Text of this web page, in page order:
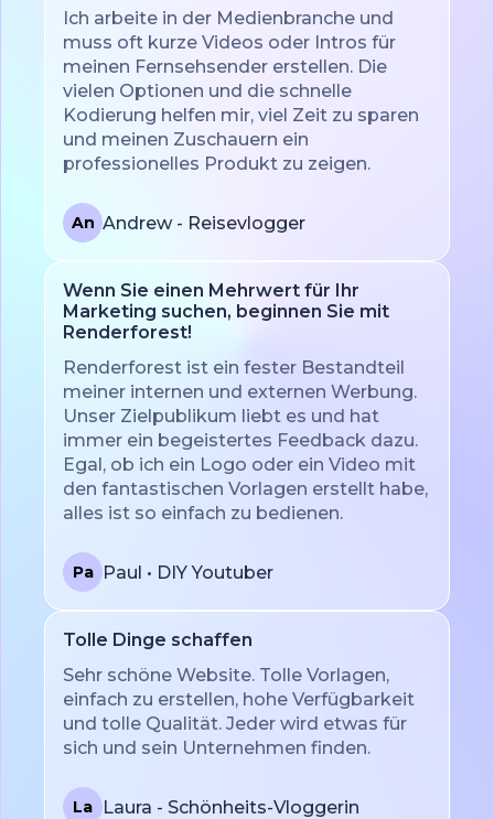
Ich arbeite in der Medienbranche und
muss oft kurze Videos oder Intros für
meinen Fernsehsender erstellen. Die
vielen Optionen und die schnelle
Kodierung helfen mir, viel Zeit zu sparen
und meinen Zuschauern ein
professionelles Produkt zu zeigen.
An Andrew - Reisevlogger
Wenn Sie einen Mehrwert für Ihr
Marketing suchen, beginnen Sie mit
Renderforest!
Renderforest ist ein fester Bestandteil
meiner internen und externen Werbung.
Unser Zielpublikum liebt es und hat
immer ein begeistertes Feedback dazu.
Egal, ob ich ein Logo oder ein Video mit
den fantastischen Vorlagen erstellt habe,
alles ist so einfach zu bedienen.
Pa Paul • DIY Youtuber
Tolle Dinge schaffen
Sehr schöne Website. Tolle Vorlagen,
einfach zu erstellen, hohe Verfügbarkeit
und tolle Qualität. Jeder wird etwas für
sich und sein Unternehmen finden.
La Laura - Schönheits-Vloggerin